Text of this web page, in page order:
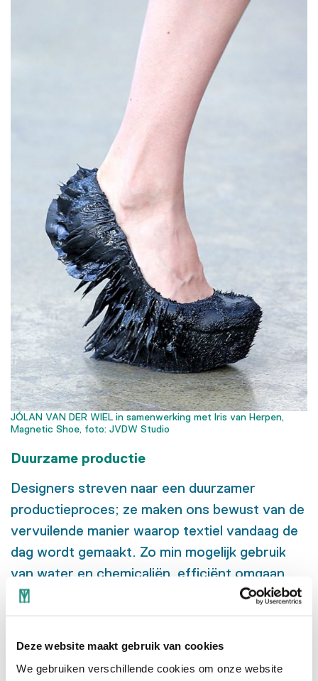
Deze website maakt gebruik van cookies
We gebruiken verschillende cookies om onze website
JÓLAN VAN DER WIEL in samenwerking met Iris van Herpen,
Magnetic Shoe, foto: JVDW Studio
Duurzame productie
Designers streven naar een duurzamer
productieproces; ze maken ons bewust van de
vervuilende manier waarop textiel vandaag de
dag wordt gemaakt. Zo min mogelijk gebruik
van water en chemicaliën, efficiënt omgaan
met energie en lokaal produceren zijn hun
uitgangspunten. Gerecycled en upcycled